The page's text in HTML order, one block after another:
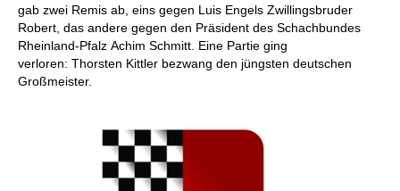
gab zwei Remis ab, eins gegen Luis Engels Zwillingsbruder
Robert, das andere gegen den Präsident des Schachbundes
Rheinland-Pfalz Achim Schmitt. Eine Partie ging
verloren: Thorsten Kittler bezwang den jüngsten deutschen
Großmeister.